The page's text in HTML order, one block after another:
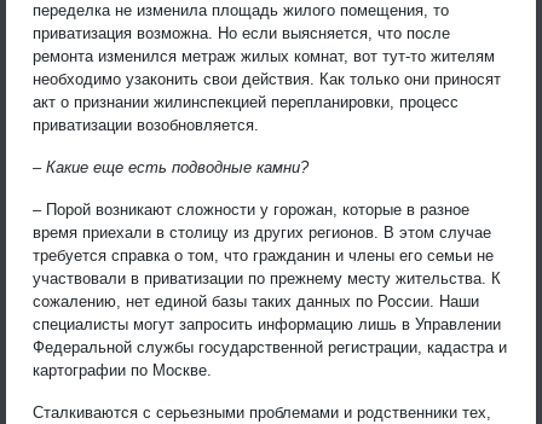
переделка не изменила площадь жилого помещения, то
приватизация возможна. Но если выясняется, что после
ремонта изменился метраж жилых комнат, вот тут-то жителям
необходимо узаконить свои действия. Как только они приносят
акт о признании жилинспекцией перепланировки, процесс
приватизации возобновляется.
– Какие еще есть подводные камни?
– Порой возникают сложности у горожан, которые в разное
время приехали в столицу из других регионов. В этом случае
требуется справка о том, что гражданин и члены его семьи не
участвовали в приватизации по прежнему месту жительства. К
сожалению, нет единой базы таких данных по России. Наши
специалисты могут запросить информацию лишь в Управлении
Федеральной службы государственной регистрации, кадастра и
картографии по Москве.
Сталкиваются с серьезными проблемами и родственники тех,